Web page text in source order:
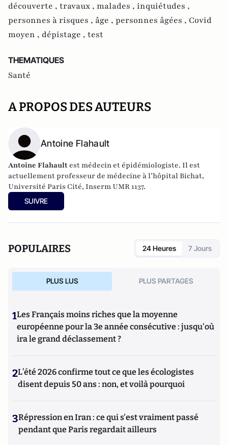
découverte , travaux , malades , inquiétudes ,
personnes à risques , âge , personnes âgées , Covid
moyen , dépistage , test
THEMATIQUES
Santé
A PROPOS DES AUTEURS
Antoine Flahault
Antoine Flahault est médecin et épidémiologiste. Il est
actuellement professeur de médecine à l’hôpital Bichat,
Université Paris Cité, Inserm UMR 1137.
SUIVRE
POPULAIRES 24 Heures 7 Jours
PLUS LUS PLUS PARTAGES
1Les Français moins riches que la moyenne
européenne pour la 3e année consécutive : jusqu'où
ira le grand déclassement ?
2L’été 2026 confirme tout ce que les écologistes
disent depuis 50 ans : non, et voilà pourquoi
3Répression en Iran : ce qui s'est vraiment passé
pendant que Paris regardait ailleurs